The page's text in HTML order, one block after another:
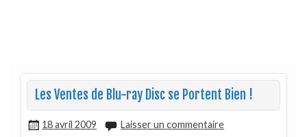
Les Ventes de Blu-ray Disc se Portent Bien !
18 avril 2009 Laisser un commentaire